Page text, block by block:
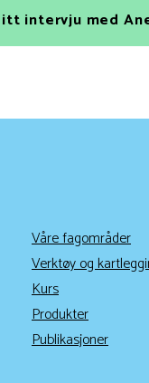
intervju med
Våre fagområder
Verktøy og
Kurs
Produkter
Publikasjoner